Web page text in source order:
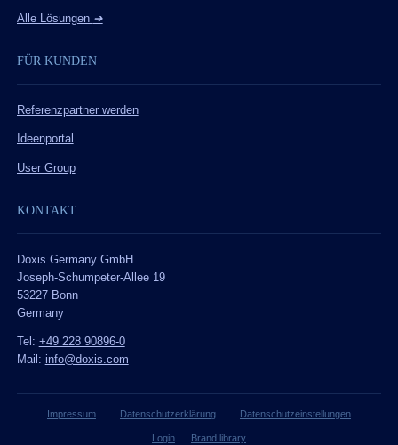
Alle Lösungen ➔
FÜR KUNDEN
Referenzpartner werden
Ideenportal
User Group
KONTAKT
Doxis Germany GmbH
Joseph-Schumpeter-Allee 19
53227 Bonn
Germany
Tel: +49 228 90896-0
Mail: info@doxis.com
Impressum Datenschutzerklärung Datenschutzeinstellungen
Login Brand library